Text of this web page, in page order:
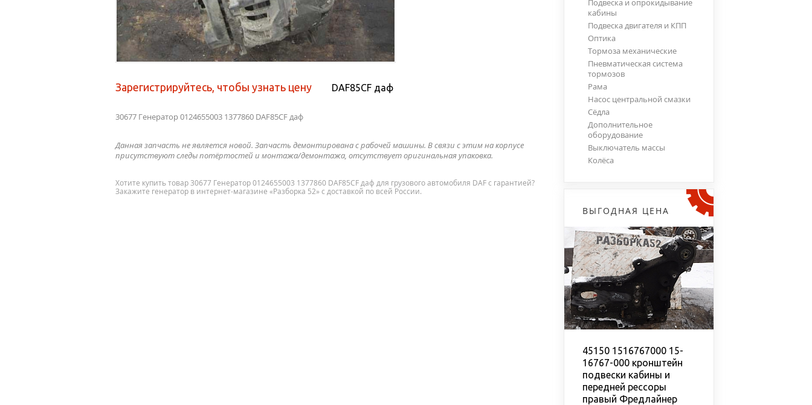
Зарегистрируйтесь, чтобы узнать цену DAF85CF даф
30677 Генератор 0124655003 1377860 DAF85CF даф
Данная запчасть не является новой. Запчасть демонтирована с рабочей машины. В связи с этим на корпусе
присутствуют следы потёртостей и монтажа/демонтажа, отсутствует оригинальная упаковка.
Хотите купить товар 30677 Генератор 0124655003 1377860 DAF85CF даф для грузового автомобиля DAF с гарантией?
Закажите генератор в интернет-магазине «Разборка 52» с доставкой по всей России.
Подвеска и опрокидывание
кабины
Подвеска двигателя и КПП
Оптика
Тормоза механические
Пневматическая система
тормозов
Рама
Насос центральной смазки
Сёдла
Дополнительное
оборудование
Выключатель массы
Колёса
ВЫГОДНАЯ ЦЕНА
45150 1516767000 15-
16767-000 кронштейн
подвески кабины и
передней рессоры
правый Фредлайнер